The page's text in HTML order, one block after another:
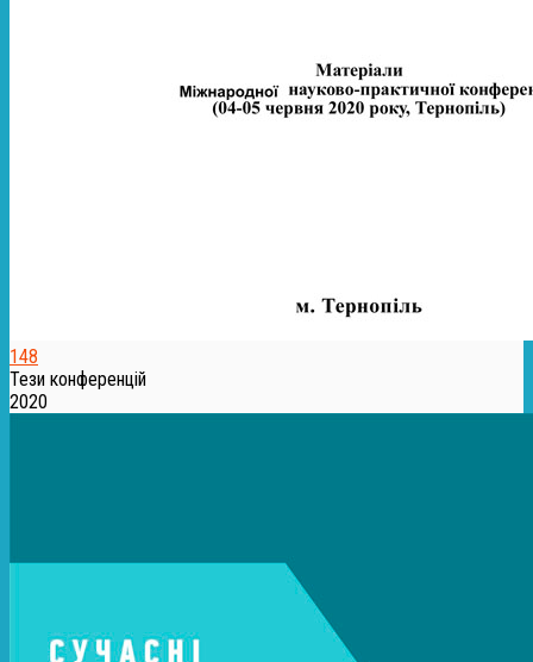
148
Тези конференцій
2020